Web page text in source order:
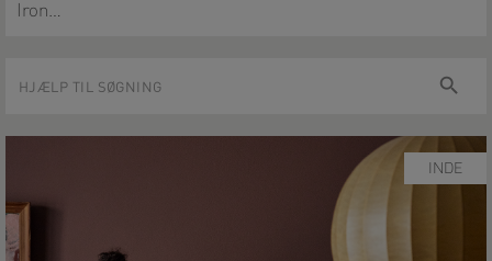
Iron…
Søg
INDE